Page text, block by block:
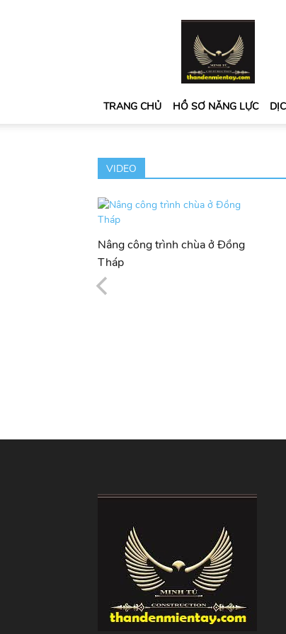
thandenmientay.com
TRANG CHỦ HỒ SƠ NĂNG LỰC
VIDEO
Nâng công trình chùa ở Đồng
Tháp